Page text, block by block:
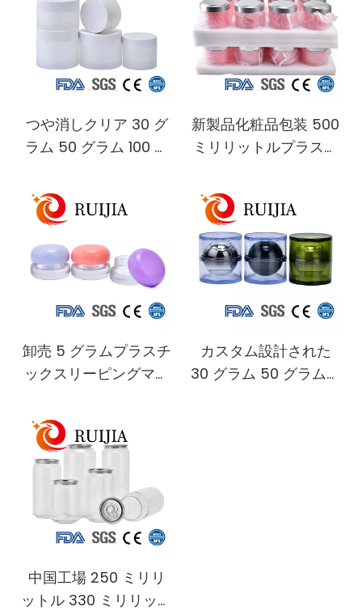
スクボウルフェイスク
リームプラスチックク
ラスチック化粧品フェ
イスクリーム蓋付きプ
ラスチック瓶
つや消しクリア 30 グ
ラム 50 グラム 100 グ
ラムジュエリー絵画キ
ャンディー DIY 軟膏ア
クリーム化粧品瓶白い
蓋
新製品化粧品包装 500
ミリリットルプラスチ
アイハンドフェイスク
リーム化粧品瓶
卸売 5 グラムプラスチ
ックスリーピングマス
ム容器マスク頬紅化粧
品クリームジャースキ
ンケア包装容器
カスタム設計された
30 グラム 50 グラムの
中国工場 250 ミリリ
ットル 330 ミリリット